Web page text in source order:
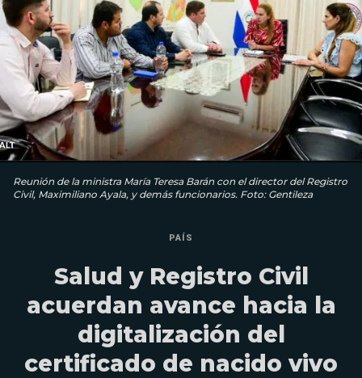
Reunión de la ministra María Teresa Barán con el director del Registro
Civil, Maximiliano Ayala, y demás funcionarios. Foto: Gentileza
PAÍS
Salud y Registro Civil
acuerdan avance hacia la
digitalización del
certificado de nacido vivo